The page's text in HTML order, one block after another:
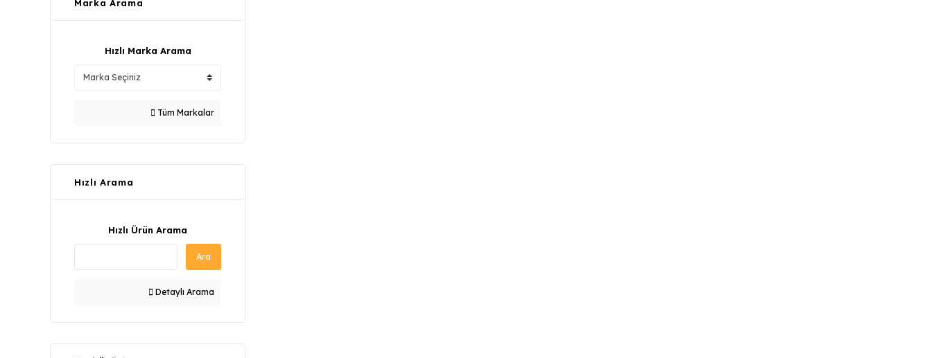
Marka Arama
Hızlı Marka Arama
Tüm Markalar
Hızlı Arama
Hızlı Ürün Arama
Ara
Detaylı Arama